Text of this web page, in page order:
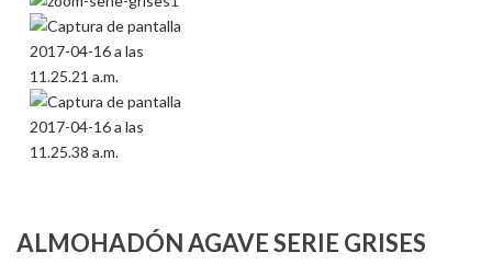
ALMOHADÓN AGAVE SERIE GRISES